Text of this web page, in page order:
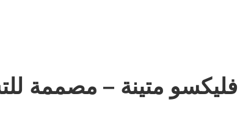
فليكسو متينة – مصممة